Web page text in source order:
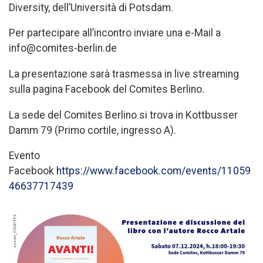
Diversity, dell’Università di Potsdam.
Per partecipare all’incontro inviare una e-Mail a
info@comites-berlin.de
La presentazione sarà trasmessa in live streaming
sulla pagina Facebook del Comites Berlino.
La sede del Comites Berlino si trova in Kottbusser
Damm 79 (Primo cortile, ingresso A).
Evento
Facebook https://www.facebook.com/events/11059
46637717439